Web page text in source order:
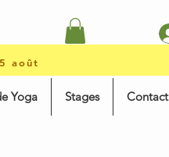
août
Yoga Stages Contact